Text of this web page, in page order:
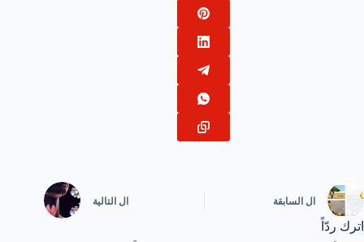
ال السابقة ال التالية
اترك ردّاً